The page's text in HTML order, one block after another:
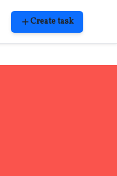
Create task